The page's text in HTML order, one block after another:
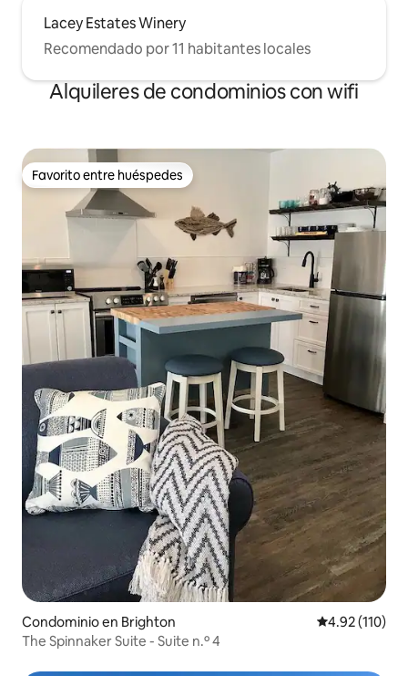
Lacey Estates Winery
Recomendado por 11 habitantes locales
Alquileres de condominios con wifi
Favorito entre huéspedes
Favorito entre huéspedes
Condominio en Brighton Calificación
4.92 (110)
The Spinnaker Suite - Suite n.º 4